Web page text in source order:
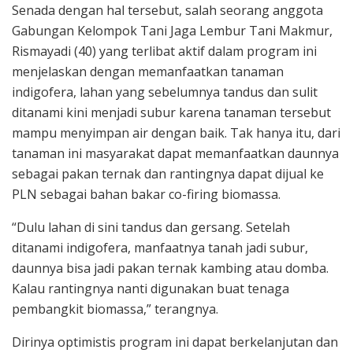
Senada dengan hal tersebut, salah seorang anggota
Gabungan Kelompok Tani Jaga Lembur Tani Makmur,
Rismayadi (40) yang terlibat aktif dalam program ini
menjelaskan dengan memanfaatkan tanaman
indigofera, lahan yang sebelumnya tandus dan sulit
ditanami kini menjadi subur karena tanaman tersebut
mampu menyimpan air dengan baik. Tak hanya itu, dari
tanaman ini masyarakat dapat memanfaatkan daunnya
sebagai pakan ternak dan rantingnya dapat dijual ke
PLN sebagai bahan bakar co-firing biomassa.
“Dulu lahan di sini tandus dan gersang. Setelah
ditanami indigofera, manfaatnya tanah jadi subur,
daunnya bisa jadi pakan ternak kambing atau domba.
Kalau rantingnya nanti digunakan buat tenaga
pembangkit biomassa,” terangnya.
Dirinya optimistis program ini dapat berkelanjutan dan